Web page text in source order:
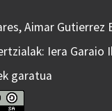
Aimar
Iera Garaio
garatua